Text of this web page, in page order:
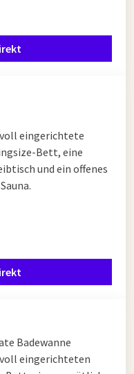
eingerichtete
Bett, eine
und ein offenes
Badewanne
eingerichteten